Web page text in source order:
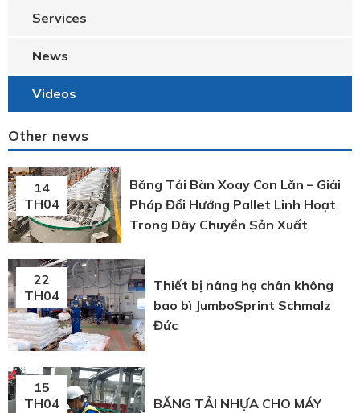
Services
News
Videos
Other news
14
TH04
Băng Tải Bàn Xoay Con Lăn – Giải
Pháp Đổi Hướng Pallet Linh Hoạt
Trong Dây Chuyền Sản Xuất
22
TH04
Thiết bị nâng hạ chân không
bao bì JumboSprint Schmalz
Đức
15
TH04
BĂNG TẢI NHỰA CHO MÁY